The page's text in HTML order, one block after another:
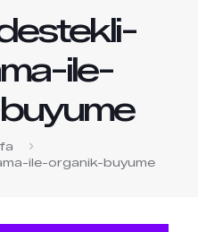
ile-
ile-organik-buyume